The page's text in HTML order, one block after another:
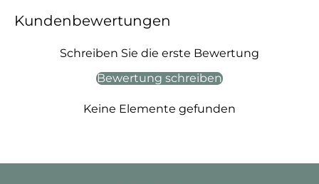
Kundenbewertungen
Schreiben Sie die erste Bewertung
Bewertung schreiben
Keine Elemente gefunden